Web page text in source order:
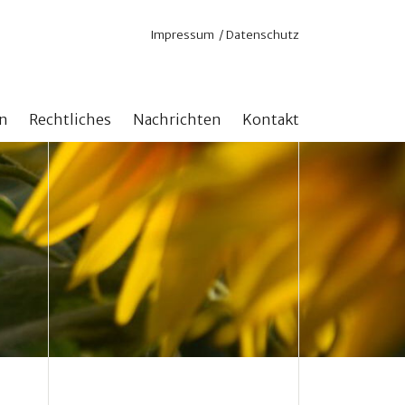
Navigation
Impressum Datenschutz
Online
für aktuelle Projekte
ohne Zweckbindung
mit Zweckbindung
erhöhen
Rechtliches
Satzung
Steuerliche Anerkennung
Nachrichten Kontakt